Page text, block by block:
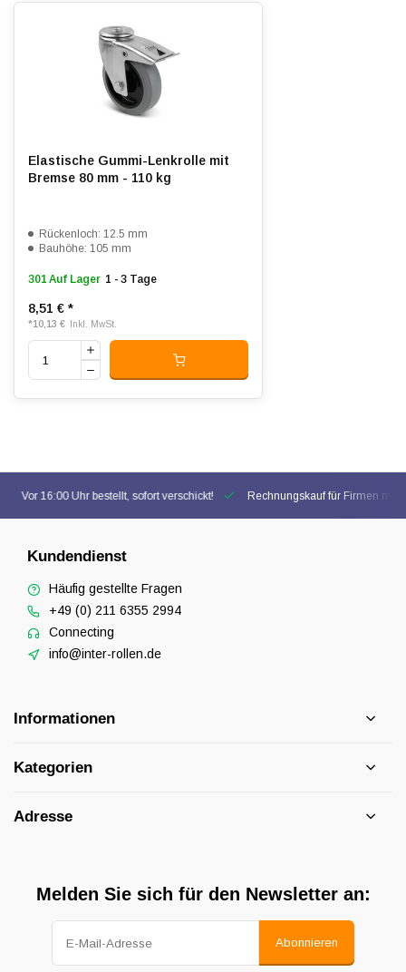
Elastische Gummi-Lenkrolle mit
Bremse 80 mm - 110 kg
Rückenloch: 12.5 mm
Bauhöhe: 105 mm
301 Auf Lager 1 - 3 Tage
8,51 € *
*10,13 € Inkl. MwSt.
Vor 16:00 Uhr bestellt, sofort verschickt! Rechnungskauf für Firmen
Kundendienst
Häufig gestellte Fragen
+49 (0) 211 6355 2994
Connecting
info@inter-rollen.de
Informationen
Kategorien
Adresse
Melden Sie sich für den Newsletter an:
Abonnieren